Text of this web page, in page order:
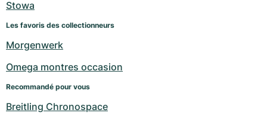
Stowa
Les favoris des collectionneurs
Morgenwerk
Omega montres occasion
Recommandé pour vous
Breitling Chronospace